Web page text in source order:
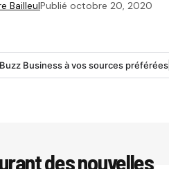
BailleulPublié octobre 20, 2020
Business à vos sources préférées
des nouvelles